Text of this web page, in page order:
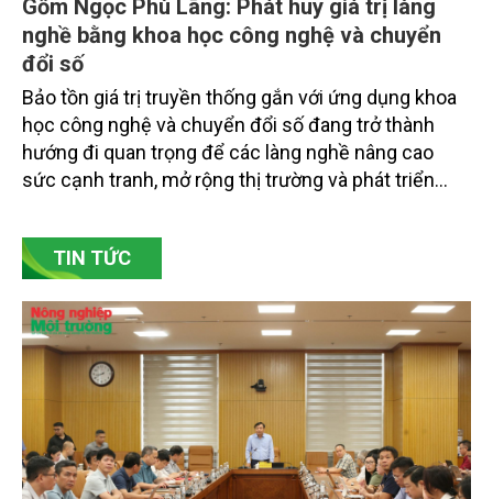
“Truyền thông, nâng cao nhận thức về khai thác bền
vững tài nguyên nước và bảo vệ môi trường nước
xuyên biên giới” do Tạp chí Nông nghiệp và Môi
trường phối hợp với Sở Nông nghiệp và Môi trường
tỉnh Lai Châu tổ chức ngày 10/7/2026. Hội thảo thu
hút sự tham gia của hơn 100 đại biểu là lãnh đạo
các đơn vị thuộc Bộ Nông nghiệp và Môi trường,
doanh nghiệp ở các tỉnh miền núi phía Bắc.
Gốm Ngọc Phù Lãng: Phát huy giá trị làng
nghề bằng khoa học công nghệ và chuyển
đổi số
Bảo tồn giá trị truyền thống gắn với ứng dụng khoa